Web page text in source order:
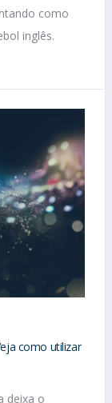
como
inglês.
como utilizar
deixa o